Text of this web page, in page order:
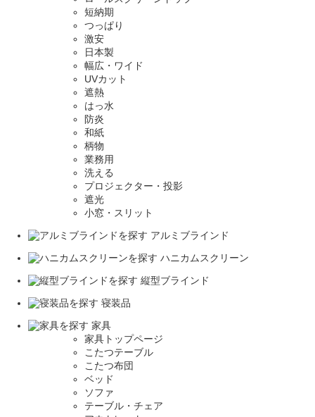
短納期
つっぱり
激安
日本製
幅広・ワイド
UVカット
遮熱
はっ水
防炎
和紙
柄物
業務用
洗える
プロジェクター・投影
遮光
小窓・スリット
アルミブラインド
ハニカムスクリーン
縦型ブラインド
寝装品
家具
家具トップページ
こたつテーブル
こたつ布団
ベッド
ソファ
テーブル・チェア